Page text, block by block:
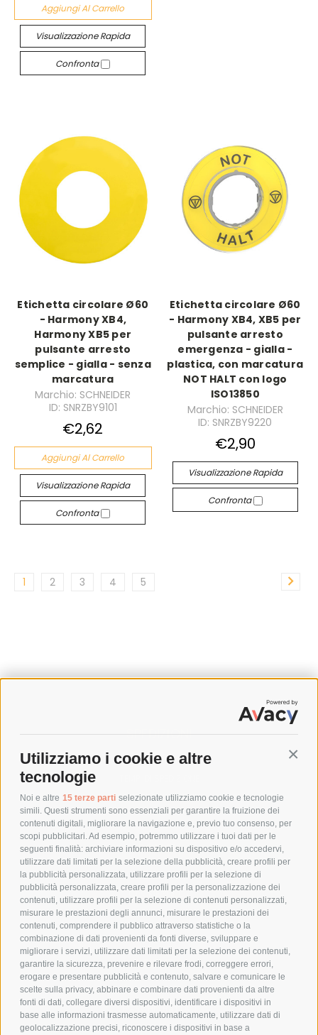
Utilizziamo i cookie e altre
tecnologie
Noi e altre 15 terze parti selezionate utilizziamo cookie e tecnologie
simili. Questi strumenti sono essenziali per garantire la fruizione dei
contenuti digitali, migliorare la navigazione e, previo tuo consenso, per
scopi pubblicitari. Ad esempio, potremmo utilizzare i tuoi dati per le
seguenti finalità: archiviare informazioni su dispositivo e/o accedervi,
utilizzare dati limitati per la selezione della pubblicità, creare profili per
la pubblicità personalizzata, utilizzare profili per la selezione di
pubblicità personalizzata, creare profili per la personalizzazione dei
contenuti, utilizzare profili per la selezione di contenuti personalizzati,
misurare le prestazioni degli annunci, misurare le prestazioni dei
contenuti, comprendere il pubblico attraverso statistiche o la
combinazione di dati provenienti da fonti diverse, sviluppare e
migliorare i servizi, utilizzare dati limitati per la selezione dei contenuti,
garantire la sicurezza, prevenire e rilevare frodi, correggere errori,
erogare e presentare pubblicità e contenuto, salvare e comunicare le
scelte sulla privacy, abbinare e combinare dati provenienti da altre
fonti di dati, collegare diversi dispositivi, identificare i dispositivi in
base alle informazioni trasmesse automaticamente, utilizzare dati di
geolocalizzazione precisi, riconoscere i dispositivi in base a
Aggiungi Al Carrello
Visualizzazione Rapida
Confronta
Etichetta circolare Ø60
- Harmony XB4,
Harmony XB5 per
pulsante arresto
semplice - gialla - senza
marcatura
Marchio: SCHNEIDER
ID: SNRZBY9101
€2,62
Aggiungi Al Carrello
Visualizzazione Rapida
Confronta
Etichetta circolare Ø60
- Harmony XB4, XB5 per
pulsante arresto
emergenza - gialla -
plastica, con marcatura
NOT HALT con logo
ISO13850
Marchio: SCHNEIDER
ID: SNRZBY9220
€2,90
Visualizzazione Rapida
Confronta
1 2 3 4 5
SPEDIZIONI
COSTI DI SPEDIZIONE
POLITICA DI RESO
POLICY
PRIVACY POLICY
COOKIE POLICY
PAGAMENTI SICURI
AZIENDA
CHI SIAMO
MARCHI TRATTATI
CONDOMINI